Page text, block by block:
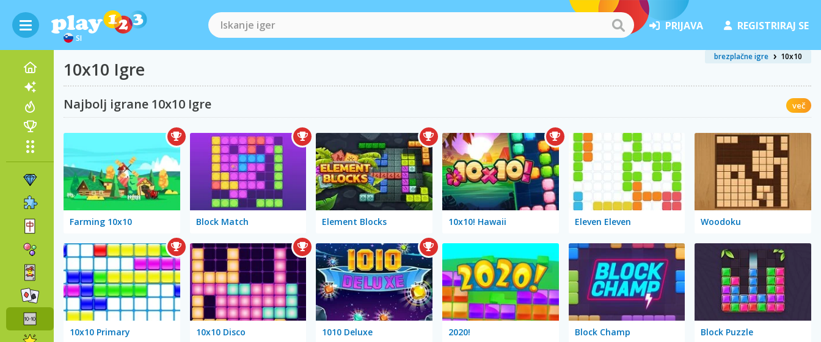
SI
PRIJAVA REGISTRIRAJ SE
10x10 Igre
brezplačne igre 10x10
Najbolj igrane 10x10 Igre več
Farming 10x10 Block Match Element Blocks 10x10! Hawaii Eleven Eleven Woodoku
10x10 Primary 10x10 Disco 1010 Deluxe 2020! Block Champ Block Puzzle